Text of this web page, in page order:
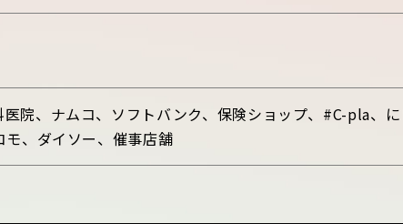
院、ナムコ、ソフトバンク、保険ショップ、#C-pla、
モ、ダイソー、催事店舗